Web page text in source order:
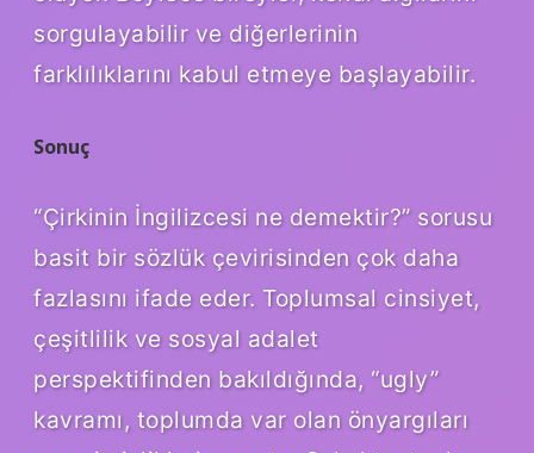
sorgulayabilir ve diğerlerinin
farklılıklarını kabul etmeye başlayabilir.
Sonuç
“Çirkinin İngilizcesi ne demektir?” sorusu
basit bir sözlük çevirisinden çok daha
fazlasını ifade eder. Toplumsal cinsiyet,
çeşitlilik ve sosyal adalet
perspektifinden bakıldığında, “ugly”
kavramı, toplumda var olan önyargıları